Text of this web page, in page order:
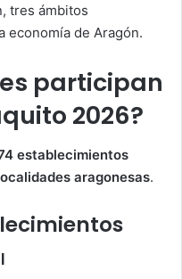
tres ámbitos
economía de Aragón.
participan
2026?
establecimientos
aragonesas.